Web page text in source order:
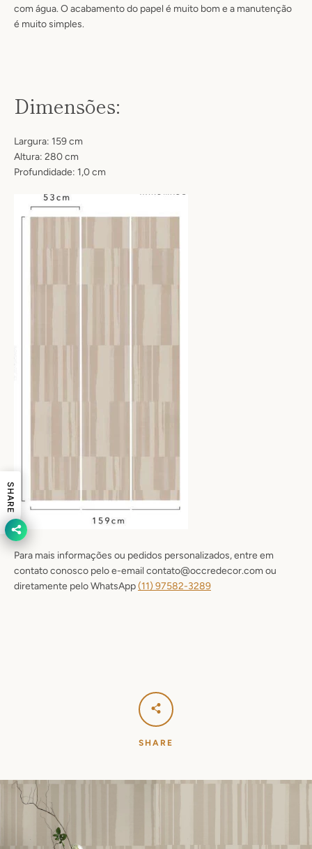
com água. O acabamento do papel é muito bom e a manutenção
é muito simples.
Dimensões:
Largura: 159 cm
Altura: 280 cm
Profundidade: 1,0 cm
Para mais informações ou pedidos personalizados, entre em
contato conosco pelo e-email contato@occredecor.com ou
diretamente pelo WhatsApp(11) 97582-3289
SHARE
SHARE